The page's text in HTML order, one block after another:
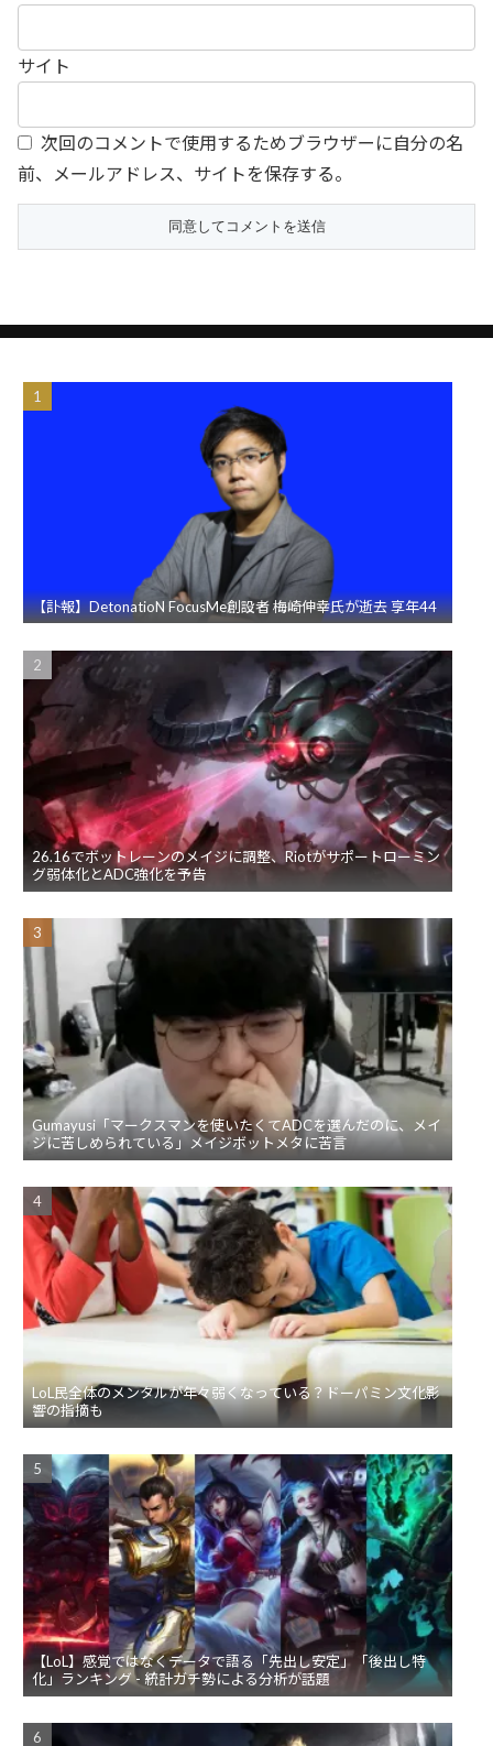
サイト
次回のコメントで使用するためブラウザーに自分の名
前、メールアドレス、サイトを保存する。
【訃報】DetonatioN FocusMe創設者 梅崎伸幸氏が逝去 享年44
26.16でボットレーンのメイジに調整、Riotがサポートローミン
グ弱体化とADC強化を予告
Gumayusi「マークスマンを使いたくてADCを選んだのに、メイ
ジに苦しめられている」メイジボットメタに苦言
LoL民全体のメンタルが年々弱くなっている？ドーパミン文化影
響の指摘も
【LoL】感覚ではなくデータで語る「先出し安定」「後出し特
化」ランキング - 統計ガチ勢による分析が話題